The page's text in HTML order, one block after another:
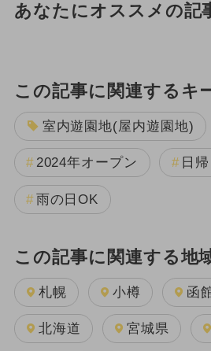
あなたにオススメの記
この記事に関連するキ
室内遊園地(屋内遊園地)
2024年オープン 日帰
雨の日OK
この記事に関連する地
札幌 小樽 函
北海道 宮城県